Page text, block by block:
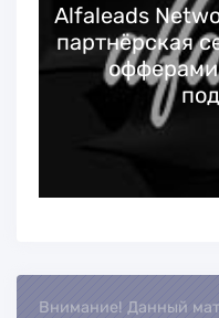
Alfaleads
партнёрская
Внимание! Данный